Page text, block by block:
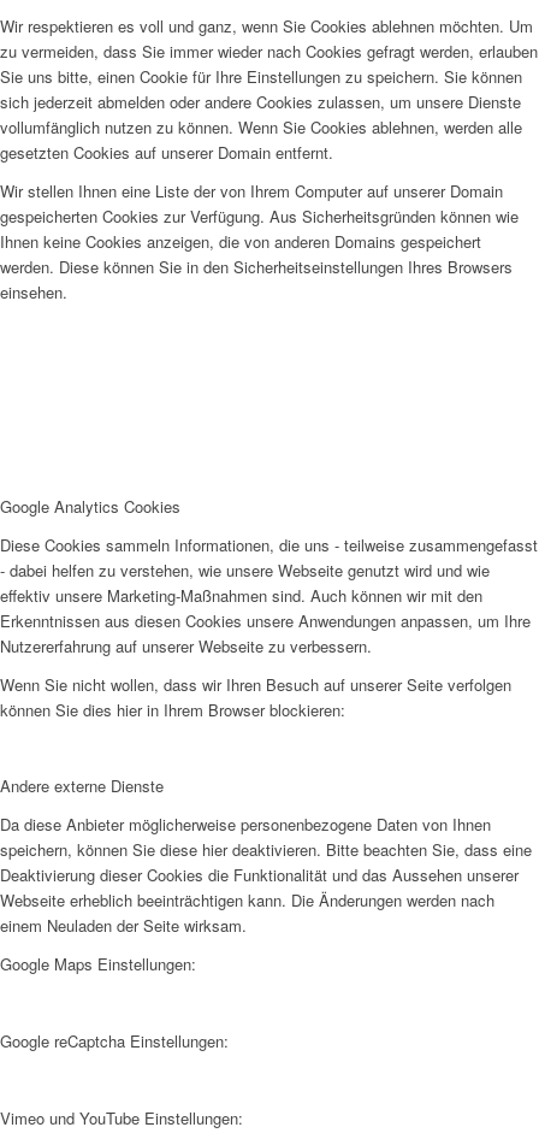
Wir respektieren es voll und ganz, wenn Sie Cookies ablehnen möchten. Um
zu vermeiden, dass Sie immer wieder nach Cookies gefragt werden, erlauben
Sie uns bitte, einen Cookie für Ihre Einstellungen zu speichern. Sie können
sich jederzeit abmelden oder andere Cookies zulassen, um unsere Dienste
vollumfänglich nutzen zu können. Wenn Sie Cookies ablehnen, werden alle
gesetzten Cookies auf unserer Domain entfernt.
Wir stellen Ihnen eine Liste der von Ihrem Computer auf unserer Domain
gespeicherten Cookies zur Verfügung. Aus Sicherheitsgründen können wie
Ihnen keine Cookies anzeigen, die von anderen Domains gespeichert
werden. Diese können Sie in den Sicherheitseinstellungen Ihres Browsers
einsehen.
Google Analytics Cookies
Diese Cookies sammeln Informationen, die uns - teilweise zusammengefasst
- dabei helfen zu verstehen, wie unsere Webseite genutzt wird und wie
effektiv unsere Marketing-Maßnahmen sind. Auch können wir mit den
Erkenntnissen aus diesen Cookies unsere Anwendungen anpassen, um Ihre
Nutzererfahrung auf unserer Webseite zu verbessern.
Wenn Sie nicht wollen, dass wir Ihren Besuch auf unserer Seite verfolgen
können Sie dies hier in Ihrem Browser blockieren:
Andere externe Dienste
Da diese Anbieter möglicherweise personenbezogene Daten von Ihnen
speichern, können Sie diese hier deaktivieren. Bitte beachten Sie, dass eine
Deaktivierung dieser Cookies die Funktionalität und das Aussehen unserer
Webseite erheblich beeinträchtigen kann. Die Änderungen werden nach
einem Neuladen der Seite wirksam.
Google Maps Einstellungen:
Google reCaptcha Einstellungen:
Vimeo und YouTube Einstellungen: